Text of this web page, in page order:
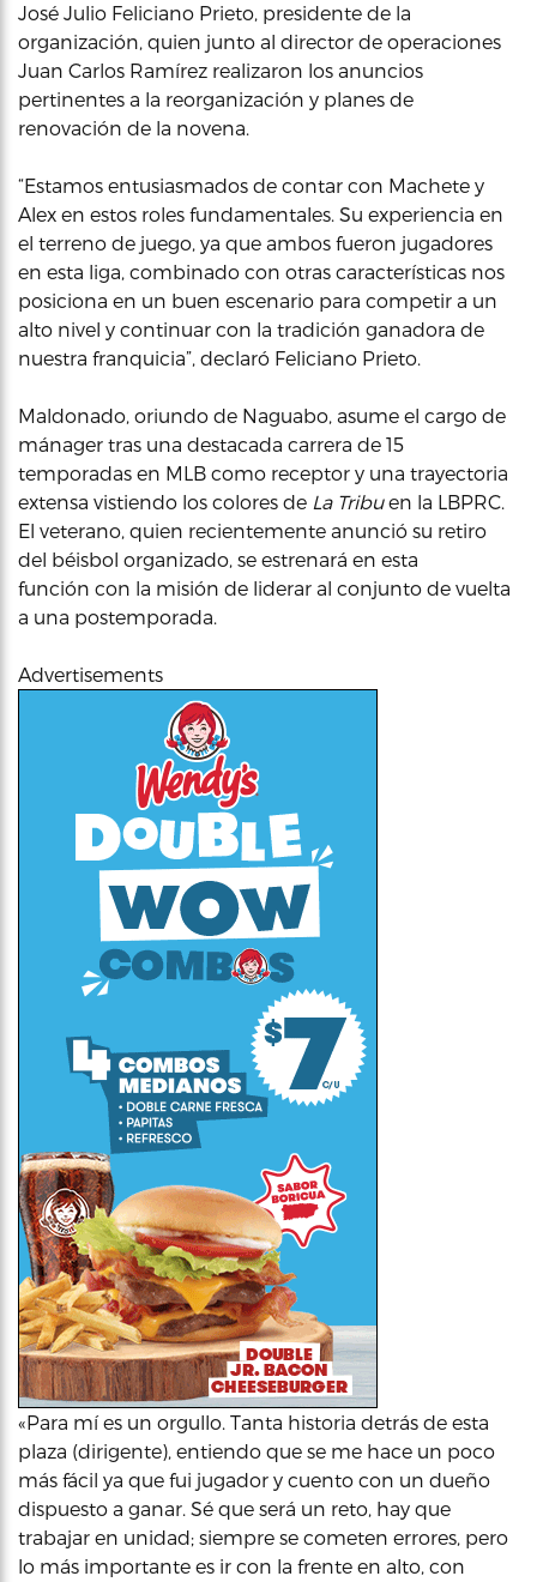
José Julio Feliciano Prieto, presidente de la
organización, quien junto al director de operaciones
Juan Carlos Ramírez realizaron los anuncios
pertinentes a la reorganización y planes de
renovación de la novena.
“Estamos entusiasmados de contar con Machete y
Alex en estos roles fundamentales. Su experiencia en
el terreno de juego, ya que ambos fueron jugadores
en esta liga, combinado con otras características nos
posiciona en un buen escenario para competir a un
alto nivel y continuar con la tradición ganadora de
nuestra franquicia”, declaró Feliciano Prieto.
Maldonado, oriundo de Naguabo, asume el cargo de
mánager tras una destacada carrera de 15
temporadas en MLB como receptor y una trayectoria
extensa vistiendo los colores de La Tribuen la LBPRC.
El veterano, quien recientemente anunció su retiro
del béisbol organizado, se estrenará en esta
función con la misión de liderar al conjunto de vuelta
a una postemporada.
Advertisements
«Para mí es un orgullo. Tanta historia detrás de esta
plaza (dirigente), entiendo que se me hace un poco
más fácil ya que fui jugador y cuento con un dueño
dispuesto a ganar. Sé que será un reto, hay que
trabajar en unidad; siempre se cometen errores, pero
lo más importante es ir con la frente en alto, con